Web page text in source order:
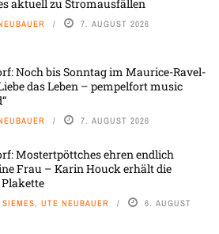
aktuell zu Stromausfällen
7. AUGUST 2026
Noch bis Sonntag im Maurice-Ravel-
das Leben – pempelfort music
7. AUGUST 2026
Mostertpöttches ehren endlich
Frau – Karin Houck erhält die
UTE NEUBAUER 6. AUGUST